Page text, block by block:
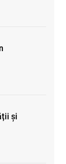
și